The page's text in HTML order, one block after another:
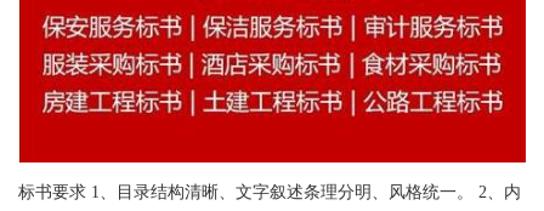
标书要求 1、目录结构清晰、文字叙述条理分明、风格统一。 2、内